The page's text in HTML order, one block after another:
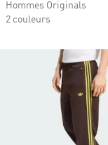
Hommes Originals
2 couleurs